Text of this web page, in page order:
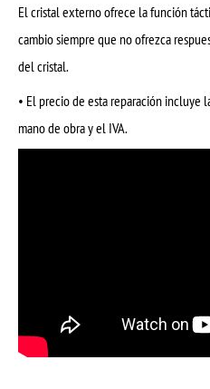
El cristal externo ofrece la función
cambio siempre que no ofrezca
del cristal.
• El precio de esta reparación incluye
mano de obra y el IVA.